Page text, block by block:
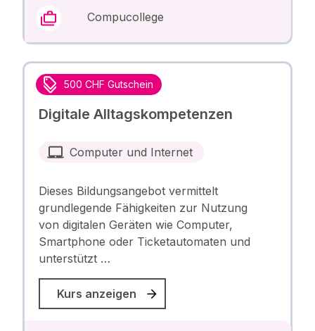
Compucollege
500 CHF Gutschein
Digitale Alltagskompetenzen
Computer und Internet
Dieses Bildungsangebot vermittelt
grundlegende Fähigkeiten zur Nutzung
von digitalen Geräten wie Computer,
Smartphone oder Ticketautomaten und
unterstützt …
Kurs anzeigen